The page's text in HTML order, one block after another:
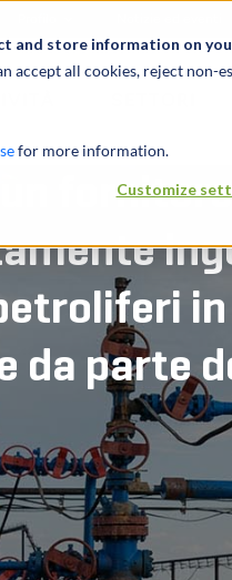
and store information on
accept all cookies, reject non-
for more information.
Customize
un
da parte